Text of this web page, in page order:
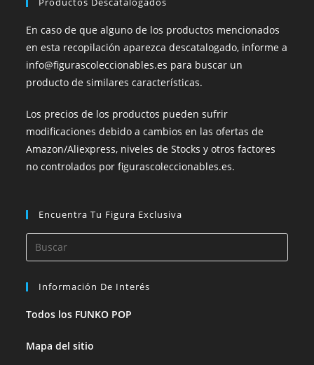
En caso de que alguno de los productos mencionados
en esta recopilación aparezca descatalogado, informe a
info@figurascoleccionables.es para buscar un
producto de similares características.
Los precios de los productos pueden sufrir
modificaciones debido a cambios en las ofertas de
Amazon/Aliexpress, niveles de Stocks y otros factores
no controlados por figurascoleccionables.es.
Encuentra Tu Figura Exclusiva
Información De Interés
Todos los FUNKO POP
Mapa del sitio